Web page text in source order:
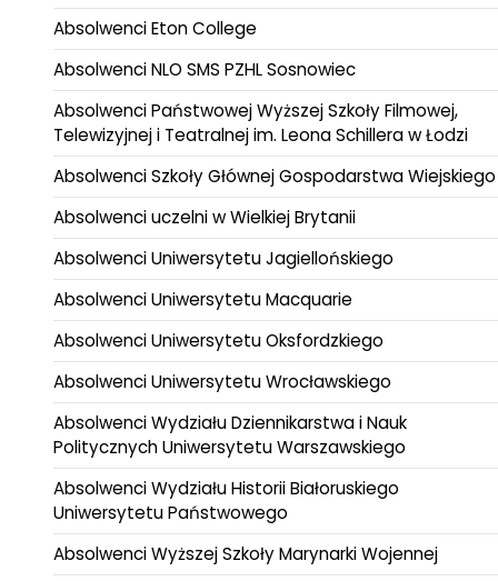
Absolwenci Eton College
Absolwenci NLO SMS PZHL Sosnowiec
Absolwenci Państwowej Wyższej Szkoły Filmowej,
Telewizyjnej i Teatralnej im. Leona Schillera w Łodzi
Absolwenci Szkoły Głównej Gospodarstwa Wiejskiego
Absolwenci uczelni w Wielkiej Brytanii
Absolwenci Uniwersytetu Jagiellońskiego
Absolwenci Uniwersytetu Macquarie
Absolwenci Uniwersytetu Oksfordzkiego
Absolwenci Uniwersytetu Wrocławskiego
Absolwenci Wydziału Dziennikarstwa i Nauk
Politycznych Uniwersytetu Warszawskiego
Absolwenci Wydziału Historii Białoruskiego
Uniwersytetu Państwowego
Absolwenci Wyższej Szkoły Marynarki Wojennej